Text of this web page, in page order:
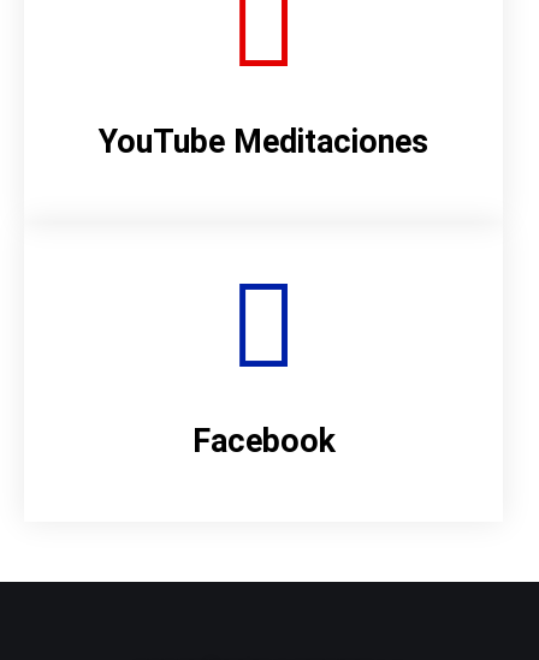
YouTube Meditaciones
Facebook